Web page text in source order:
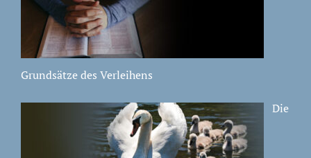
Grundsätze des Verleihens
Die